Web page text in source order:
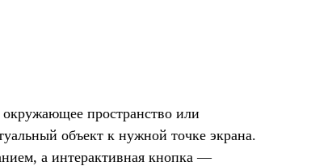
пространство или
объект к нужной точке экрана.
а интерактивная кнопка —